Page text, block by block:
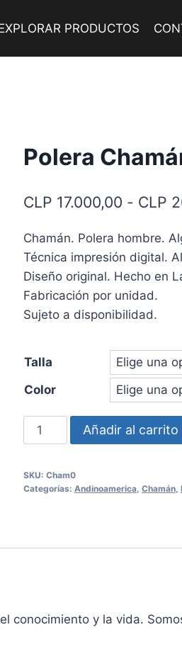
PRODUCTOS
Polera
CLP 17.000,00 - CLP
Chamán. Polera hombre.
Técnica impresión digital.
Diseño original. Hecho en
Fabricación por unidad.
Sujeto a disponibilidad.
Talla
Color
Polera
Chamán
cantidad
Añadir al carrito
SKU: Cham0
Categorías: Andinoamerica, Chamán,
conocimiento y la vida.